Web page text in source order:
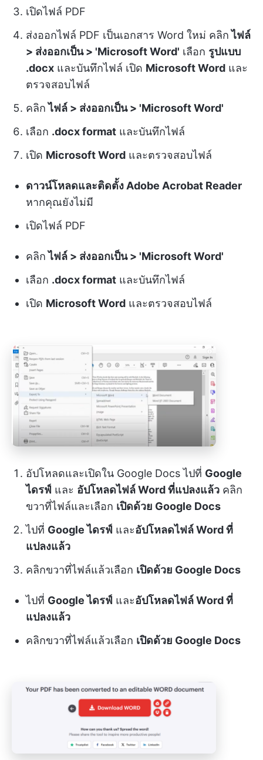
เปิดไฟล์ PDF
ส่งออกไฟล์ PDF เป็นเอกสาร Word ใหม่ คลิกไฟล์
> ส่งออกเป็น > 'Microsoft Word' เลือก รูปแบบ
.docx และบันทึกไฟล์ เปิด Microsoft Word และ
ตรวจสอบไฟล์
คลิกไฟล์ > ส่งออกเป็น > 'Microsoft Word'
เลือก .docx format และบันทึกไฟล์
เปิด Microsoft Word และตรวจสอบไฟล์
ดาวน์โหลดและติดตั้ง Adobe Acrobat Reader
หากคุณยังไม่มี
เปิดไฟล์ PDF
คลิกไฟล์ > ส่งออกเป็น > 'Microsoft Word'
เลือก .docx format และบันทึกไฟล์
เปิด Microsoft Word และตรวจสอบไฟล์
อัปโหลดและเปิดใน Google Docs ไปที่ Google
ไดรฟ์ และ อัปโหลดไฟล์ Word ที่แปลงแล้ว คลิก
ขวาที่ไฟล์และเลือก เปิดด้วย Google Docs
ไปที่ Google ไดรฟ์ และอัปโหลดไฟล์ Word ที่
แปลงแล้ว
คลิกขวาที่ไฟล์แล้วเลือก เปิดด้วย Google Docs
ไปที่ Google ไดรฟ์ และอัปโหลดไฟล์ Word ที่
แปลงแล้ว
คลิกขวาที่ไฟล์แล้วเลือก เปิดด้วย Google Docs